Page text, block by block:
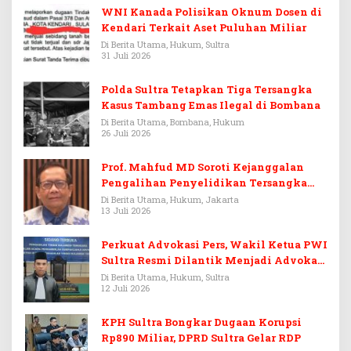
WNI Kanada Polisikan Oknum Dosen di
Kendari Terkait Aset Puluhan Miliar
Di Berita Utama, Hukum, Sultra
31 Juli 2026
Polda Sultra Tetapkan Tiga Tersangka
Kasus Tambang Emas Ilegal di Bombana
Di Berita Utama, Bombana, Hukum
26 Juli 2026
Prof. Mahfud MD Soroti Kejanggalan
Pengalihan Penyelidikan Tersangka
Febrie Adriansyah
Di Berita Utama, Hukum, Jakarta
13 Juli 2026
Perkuat Advokasi Pers, Wakil Ketua PWI
Sultra Resmi Dilantik Menjadi Advokat
PERADI
Di Berita Utama, Hukum, Sultra
12 Juli 2026
KPH Sultra Bongkar Dugaan Korupsi
Rp890 Miliar, DPRD Sultra Gelar RDP